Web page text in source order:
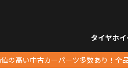
タイヤホ
の高い中古カーパーツ多数あり！全